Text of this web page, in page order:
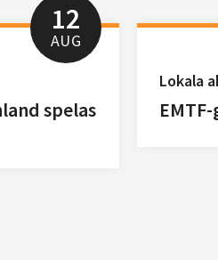
12
AUG
spelas
Lokala